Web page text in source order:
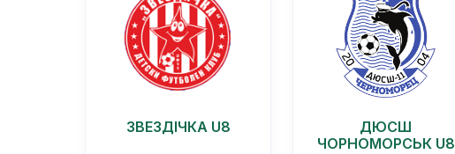
ЗВЕЗДІЧКА U8
ДЮСШ
ЧОРНОМОРСЬК U8